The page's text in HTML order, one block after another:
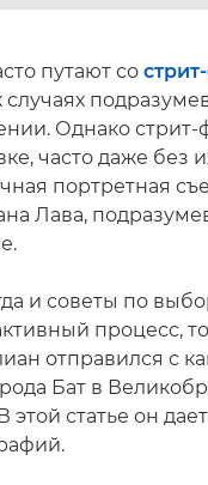
путают со
Однако стрит-
часто даже без
портретная
Лава,
и советы по
процесс,
отправился с
Бат в
статье он